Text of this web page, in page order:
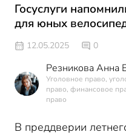
Госуслуги
для юных
12.05.2025 0
Резникова Анна
Уголовное право,
право, финансовое
право
В преддверии